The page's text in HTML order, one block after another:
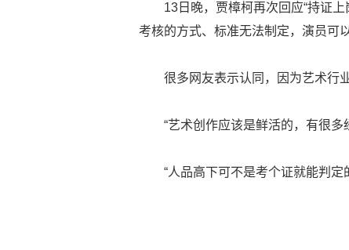
13日晚，贾樟柯再次回应“持证
考核的方式、标准无法制定，演员可
很多网友表示认同，因为艺术行
“艺术创作应该是鲜活的，有很
“人品高下可不是考个证就能判定